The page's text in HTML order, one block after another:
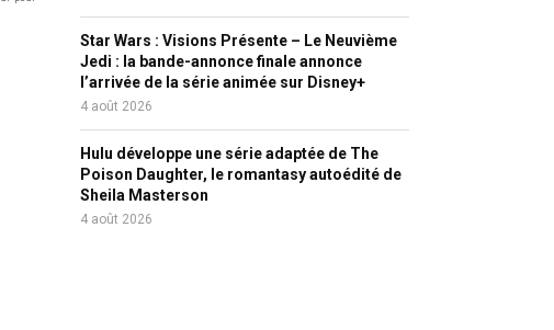
Star Wars : Visions Présente – Le Neuvième
Jedi : la bande-annonce finale annonce
l’arrivée de la série animée sur Disney+
4 août 2026
Hulu développe une série adaptée de The
Poison Daughter, le romantasy autoédité de
Sheila Masterson
4 août 2026